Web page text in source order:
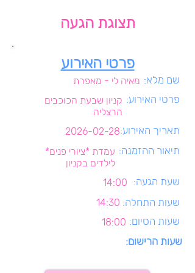
תצוגת הגעה
פרטי האירוע
מאיה לי - מאפרת שם מלא:
קניון שבעת הכוכבים
הרצליה
פרטי האירוע:
2026-02-28תאריך האירוע:
עמדת *ציורי פנים*
לילדים בקניון
תיאור ההזמנה:
14:00 שעת הגעה:
14:30 שעות התחלה:
18:00 שעות הסיום:
שעות הרישום: